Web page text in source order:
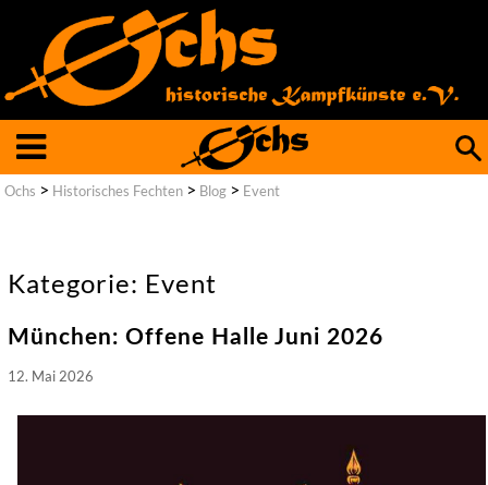
nach:
Ochs > Historisches Fechten > Blog > Event
Kategorie: Event
München: Offene Halle Juni 2026
12. Mai 2026